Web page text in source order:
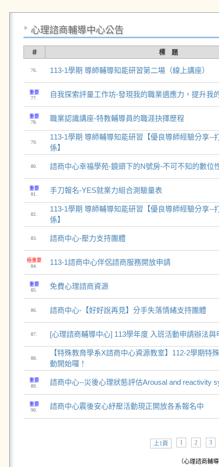
心理諮商輔導中心公告
＃ 標 題
76. 113-1學期 導師輔導知能研習第二場（線上講座）
重要
77.
自我探索評量工作坊-發現我的職業適應力，提升我
重要
78.
職業認識講座-特教輔導員的職涯抉擇歷程
79.
113-1學期 導師輔導知能研習【優良導師經驗分享--
係】
80. 諮商中心幸福學苑-鏡頭下的N號房-不可不知的數位
重要
81.
手刀報名-YES就業力組合測驗量表
82.
113-1學期 導師輔導知能研習【優良導師經驗分享--
係】
83. 諮商中心-壓力支持團體
極重要
84.
113-1諮商中心伴侶諮商服務開放申請
重要
85.
免費心理諮商資源
86. 諮商中心-【好好說再見】分手失落情緒支持團體
87. [心理諮商輔導中心] 113學年度 入班活動申請辦法與
88.
【特殊教育學系X諮商中心資源教室】112-2學期特
動開始囉！
重要
89.
諮商中心--災後心理狀態評估Arousal and reactivity
重要
90.
諮商中心震後安心紓壓活動現正開放各系報名中
上1頁 1 2 3
（心理諮商輔